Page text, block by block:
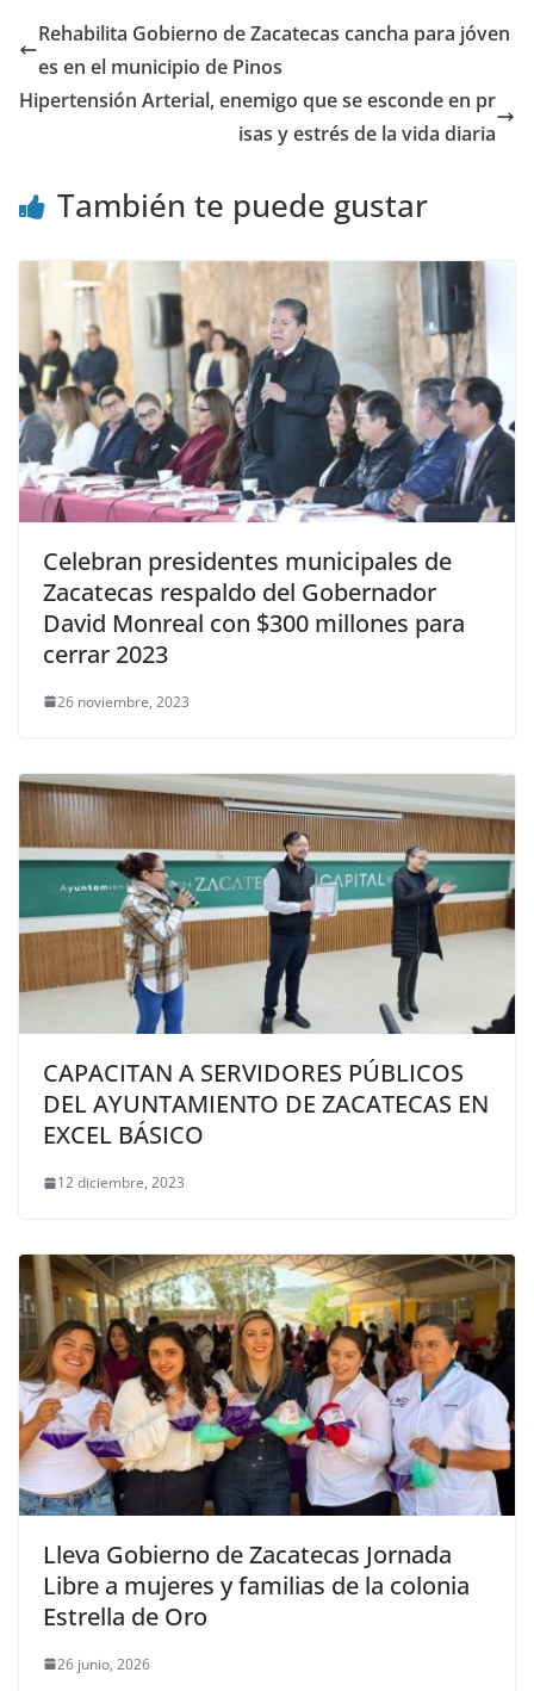
Rehabilita Gobierno de Zacatecas cancha para jóven
es en el municipio de Pinos
Hipertensión Arterial, enemigo que se esconde en pr
isas y estrés de la vida diaria
También te puede gustar
Celebran presidentes municipales de
Zacatecas respaldo del Gobernador
David Monreal con $300 millones para
cerrar 2023
26 noviembre, 2023
CAPACITAN A SERVIDORES PÚBLICOS
DEL AYUNTAMIENTO DE ZACATECAS EN
EXCEL BÁSICO
12 diciembre, 2023
Lleva Gobierno de Zacatecas Jornada
Libre a mujeres y familias de la colonia
Estrella de Oro
26 junio, 2026